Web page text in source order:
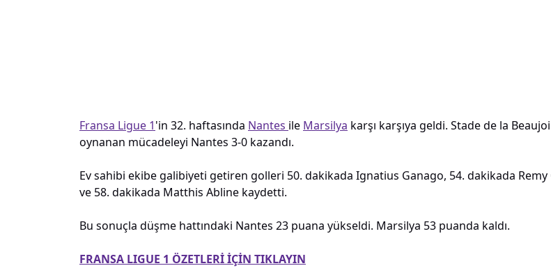
Fransa Ligue 1'in 32. haftasında Nantes ile Marsilya karşı karşıya geldi. Stade de la
oynanan mücadeleyi Nantes 3-0 kazandı.
Ev sahibi ekibe galibiyeti getiren golleri 50. dakikada Ignatius Ganago, 54. dakikada Remy
ve 58. dakikada Matthis Abline kaydetti.
Bu sonuçla düşme hattındaki Nantes 23 puana yükseldi. Marsilya 53 puanda kaldı.
FRANSA LIGUE 1 ÖZETLERİ İÇİN TIKLAYIN